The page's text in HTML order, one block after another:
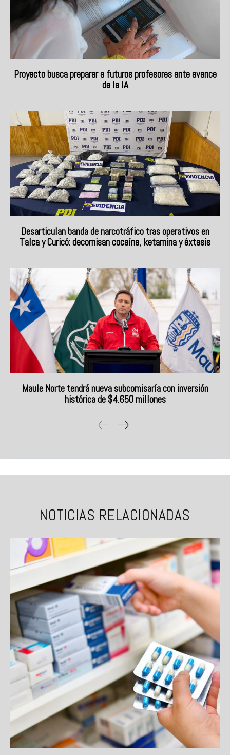
Proyecto busca preparar a futuros profesores ante avance
de la IA
Desarticulan banda de narcotráfico tras operativos en
Talca y Curicó: decomisan cocaína, ketamina y éxtasis
Maule Norte tendrá nueva subcomisaría con inversión
histórica de $4.650 millones
NOTICIAS RELACIONADAS